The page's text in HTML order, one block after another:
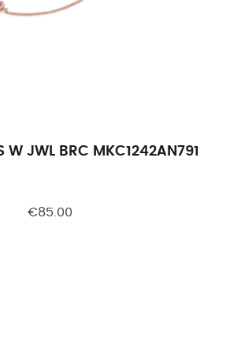
W JWL BRC MKC1242AN791
€85.00